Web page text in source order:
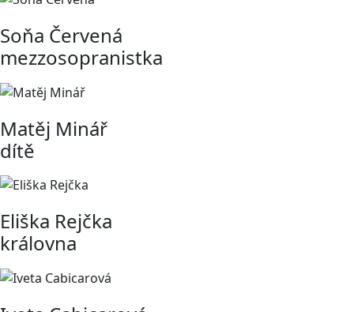
Soňa Červená
mezzosopranistka
Matěj Minář
dítě
Eliška Rejčka
královna